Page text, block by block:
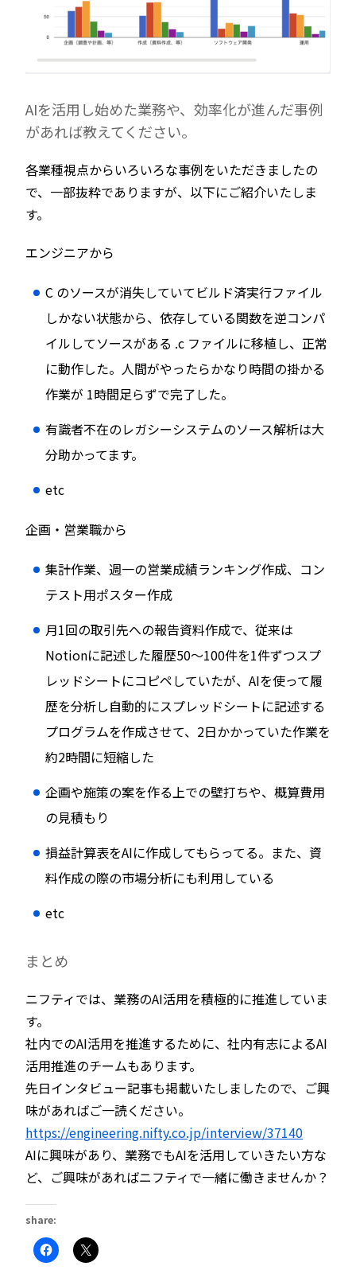
AIを活用し始めた業務や、効率化が進んだ事例
があれば教えてください。
各業種視点からいろいろな事例をいただきましたの
で、一部抜粋でありますが、以下にご紹介いたしま
す。
エンジニアから
C のソースが消失していてビルド済実行ファイル
しかない状態から、依存している関数を逆コンパ
イルしてソースがある .c ファイルに移植し、正常
に動作した。人間がやったらかなり時間の掛かる
作業が 1時間足らずで完了した。
有識者不在のレガシーシステムのソース解析は大
分助かってます。
etc
企画・営業職から
集計作業、週一の営業成績ランキング作成、コン
テスト用ポスター作成
月1回の取引先への報告資料作成で、従来は
Notionに記述した履歴50～100件を1件ずつスプ
レッドシートにコピペしていたが、AIを使って履
歴を分析し自動的にスプレッドシートに記述する
プログラムを作成させて、2日かかっていた作業を
約2時間に短縮した
企画や施策の案を作る上での壁打ちや、概算費用
の見積もり
損益計算表をAIに作成してもらってる。また、資
料作成の際の市場分析にも利用している
etc
まとめ
ニフティでは、業務のAI活用を積極的に推進していま
す。
社内でのAI活用を推進するために、社内有志によるAI
活用推進のチームもあります。
先日インタビュー記事も掲載いたしましたので、ご興
味があればご一読ください。
https://engineering.nifty.co.jp/interview/37140
AIに興味があり、業務でもAIを活用していきたい方な
ど、ご興味があればニフティで一緒に働きませんか？
share:
Facebook
で
ク
リ